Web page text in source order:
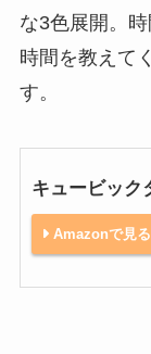
な3色展開。
時間を教えて
す。
キュービック
Amazonで見る